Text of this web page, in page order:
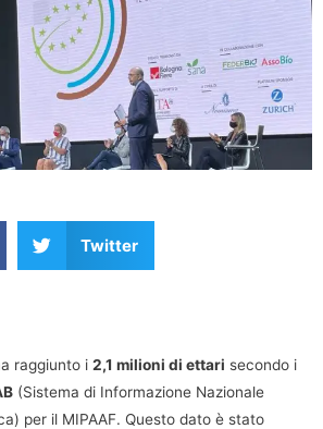
Twitter
raggiunto i 2,1 milioni di ettari secondo i
(Sistema di Informazione Nazionale
per il MIPAAF. Questo dato è stato